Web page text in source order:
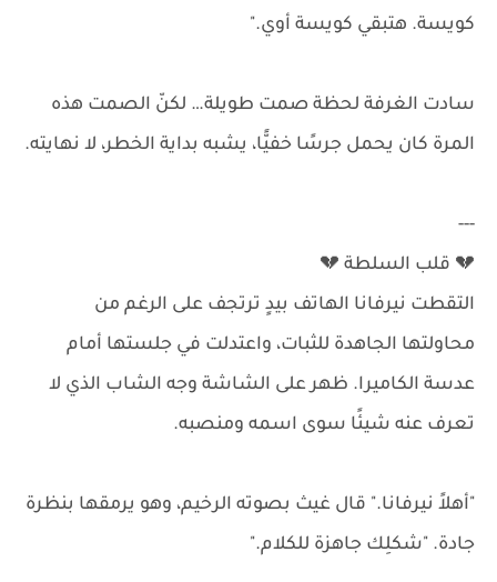
كويسة. هتبقي كويسة أوي."
سادت الغرفة لحظة صمت طويلة… لكنّ الصمت هذه
المرة كان يحمل جرسًا خفيًّا، يشبه بداية الخطر، لا نهايته.
---
💔 قلب السلطة 💔
التقطت نيرفانا الهاتف بيدٍ ترتجف على الرغم من
محاولتها الجاهدة للثبات، واعتدلت في جلستها أمام
عدسة الكاميرا. ظهر على الشاشة وجه الشاب الذي لا
تعرف عنه شيئًا سوى اسمه ومنصبه.
"أهلاً نيرفانا." قال غيث بصوته الرخيم، وهو يرمقها بنظرة
جادة. "شكلِك جاهزة للكلام."